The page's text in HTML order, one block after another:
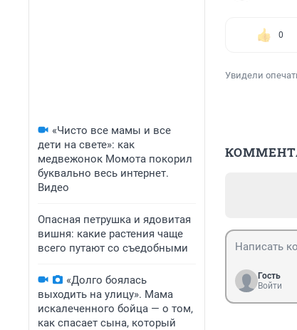
«Чисто все мамы и все
дети на свете»: как
медвежонок Момота покорил
буквально весь интернет.
Видео
Опасная петрушка и ядовитая
вишня: какие растения чаще
всего путают со съедобными
«Долго боялась
выходить на улицу». Мама
искалеченного бойца — о том,
как спасает сына, который
0
Увидели
Гость
Войти